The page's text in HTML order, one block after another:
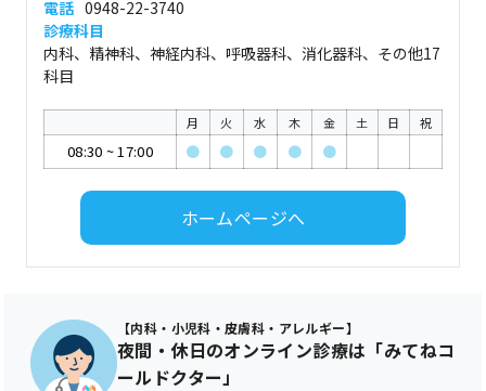
電話 0948-22-3740
診療科目
内科、精神科、神経内科、呼吸器科、消化器科、その他17
科目
月 火 水 木 金 土 日 祝
08:30 ~17:00 ● ● ● ● ●
ホームページへ
【内科・小児科・皮膚科・アレルギー】
夜間・休日のオンライン診療は「みてねコ
ールドクター」